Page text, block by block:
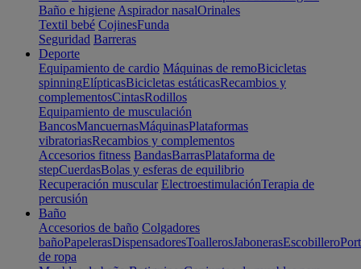
Baño e higiene Aspirador nasalOrinales
Textil bebé CojinesFunda
Seguridad Barreras
Deporte
Equipamiento de cardio Máquinas de remoBicicletas
spinningElípticasBicicletas estáticasRecambios y
complementosCintasRodillos
Equipamiento de musculación
BancosMancuernasMáquinasPlataformas
vibratoriasRecambios y complementos
Accesorios fitness BandasBarrasPlataforma de
stepCuerdasBolas y esferas de equilibrio
Recuperación muscular ElectroestimulaciónTerapia de
percusión
Baño
Accesorios de baño Colgadores
bañoPapelerasDispensadoresToallerosJabonerasEscobillero
de ropa